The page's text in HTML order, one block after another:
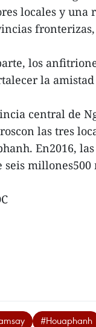
locales y una
los
la
central de
las tres
En2016,
seis millones500
#Houaphanh